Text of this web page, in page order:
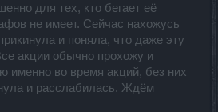
для тех, кто бегает её
не имеет. Сейчас нахожусь
и поняла, что даже эту
акции обычно прохожу и
именно во время акций, без них
и расслабилась. Ждём